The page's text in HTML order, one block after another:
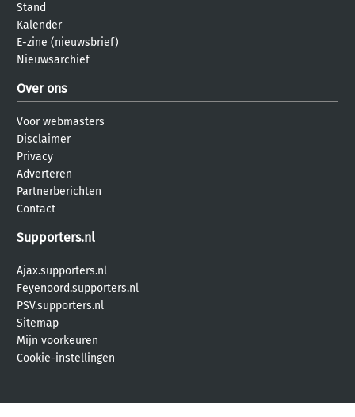
Stand
Kalender
E-zine (nieuwsbrief)
Nieuwsarchief
Over ons
Voor webmasters
Disclaimer
Privacy
Adverteren
Partnerberichten
Contact
Supporters.nl
Ajax.supporters.nl
Feyenoord.supporters.nl
PSV.supporters.nl
Sitemap
Mijn voorkeuren
Cookie-instellingen